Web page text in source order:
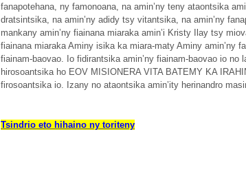
fanapotehana, ny famonoana, na amin’ny teny ataontsika
dratsintsika, na amin’ny adidy tsy vitantsika, na amin’ny
mankany amin’ny fiainana miaraka amin’i Kristy Ilay tsy
fiainana miaraka Aminy isika ka miara-maty Aminy amin’ny
fiainam-baovao. Io fidirantsika amin’ny fiainam-baovao io no
hirosoantsika ho EOV MISIONERA VITA BATEMY KA
firosoantsika io. Izany no ataontsika amin’ity herinandro
Tsindrio eto hihaino ny toriteny